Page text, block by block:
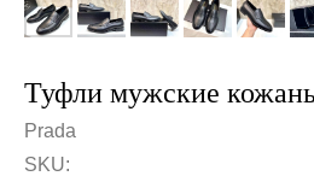
Туфли мужские
Prada
SKU: